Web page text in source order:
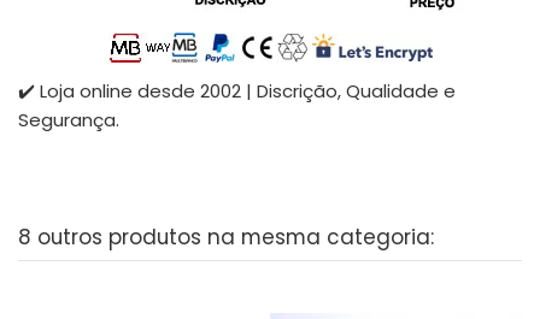
✔️ Loja online desde 2002 | Discrição, Qualidade e
Segurança.
8 outros produtos na mesma categoria: